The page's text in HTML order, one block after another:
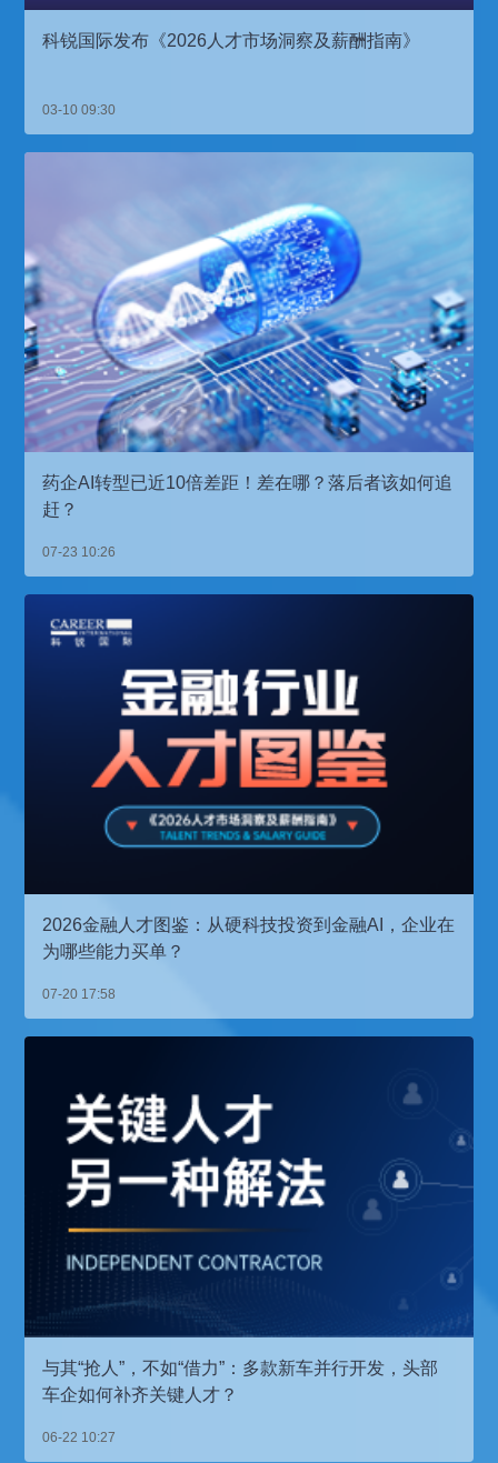
科锐国际发布《2026人才市场洞察及薪酬指南》
03-10 09:30
药企AI转型已近10倍差距！差在哪？落后者该如何追
赶？
07-23 10:26
2026金融人才图鉴：从硬科技投资到金融AI，企业在
为哪些能力买单？
07-20 17:58
与其“抢人”，不如“借力”：多款新车并行开发，头部
车企如何补齐关键人才？
06-22 10:27